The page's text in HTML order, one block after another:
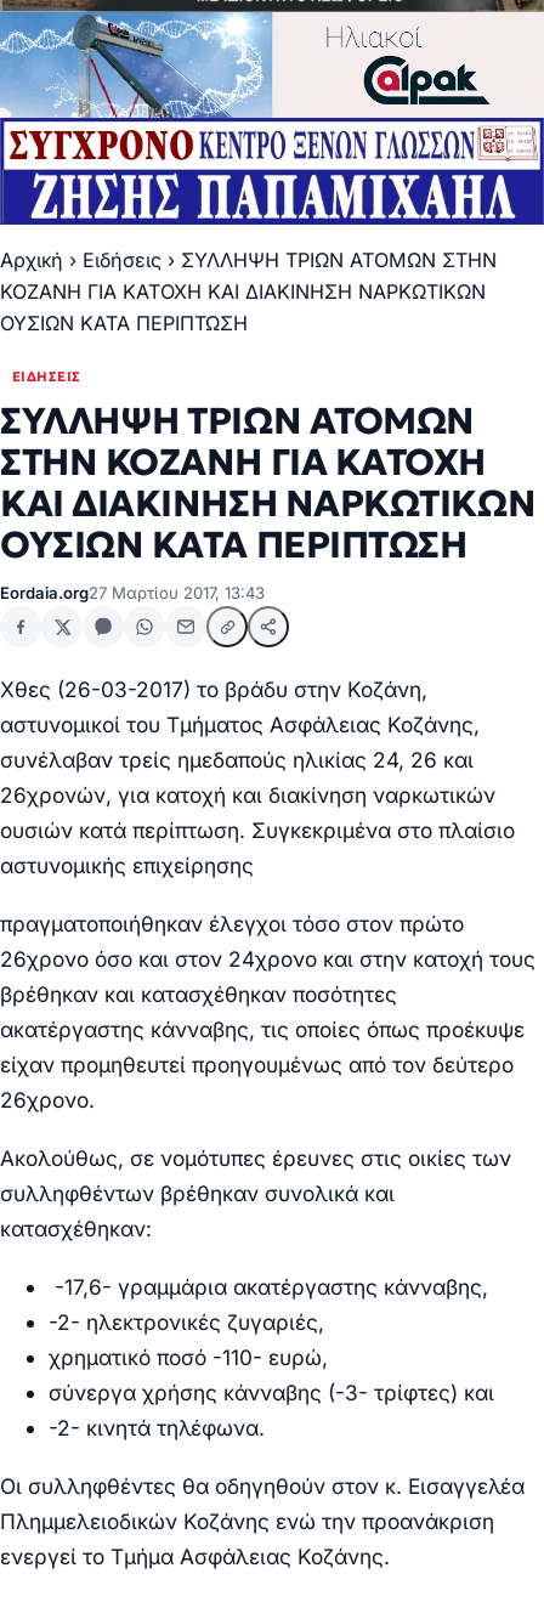
Αρχική › Ειδήσεις › ΣΥΛΛΗΨΗ ΤΡΙΩΝ ΑΤΟΜΩΝ ΣΤΗΝ
ΚΟΖΑΝΗ ΓΙΑ ΚΑΤΟΧΗ ΚΑΙ ΔΙΑΚΙΝΗΣΗ ΝΑΡΚΩΤΙΚΩΝ
ΟΥΣΙΩΝ ΚΑΤΑ ΠΕΡΙΠΤΩΣΗ
ΕΙΔΉΣΕΙΣ
ΣΥΛΛΗΨΗ ΤΡΙΩΝ ΑΤΟΜΩΝ
ΣΤΗΝ ΚΟΖΑΝΗ ΓΙΑ ΚΑΤΟΧΗ
ΚΑΙ ΔΙΑΚΙΝΗΣΗ ΝΑΡΚΩΤΙΚΩΝ
ΟΥΣΙΩΝ ΚΑΤΑ ΠΕΡΙΠΤΩΣΗ
Eordaia.org27 Μαρτίου 2017, 13:43
Χθες (26-03-2017) το βράδυ στην Κοζάνη,
αστυνομικοί του Τμήματος Ασφάλειας Κοζάνης,
συνέλαβαν τρείς ημεδαπούς ηλικίας 24, 26 και
26χρονών, για κατοχή και διακίνηση ναρκωτικών
ουσιών κατά περίπτωση. Συγκεκριμένα στο πλαίσιο
αστυνομικής επιχείρησης
πραγματοποιήθηκαν έλεγχοι τόσο στον πρώτο
26χρονο όσο και στον 24χρονο και στην κατοχή τους
βρέθηκαν και κατασχέθηκαν ποσότητες
ακατέργαστης κάνναβης, τις οποίες όπως προέκυψε
είχαν προμηθευτεί προηγουμένως από τον δεύτερο
26χρονο.
Ακολούθως, σε νομότυπες έρευνες στις οικίες των
συλληφθέντων βρέθηκαν συνολικά και
κατασχέθηκαν:
-17,6- γραμμάρια ακατέργαστης κάνναβης,
-2- ηλεκτρονικές ζυγαριές,
χρηματικό ποσό -110- ευρώ,
σύνεργα χρήσης κάνναβης (-3- τρίφτες) και
-2- κινητά τηλέφωνα.
Οι συλληφθέντες θα οδηγηθούν στον κ. Εισαγγελέα
Πλημμελειοδικών Κοζάνης ενώ την προανάκριση
ενεργεί το Τμήμα Ασφάλειας Κοζάνης.